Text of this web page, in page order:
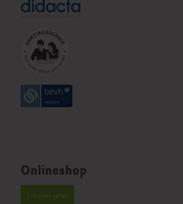
Onlineshop
Einkaufen gehen